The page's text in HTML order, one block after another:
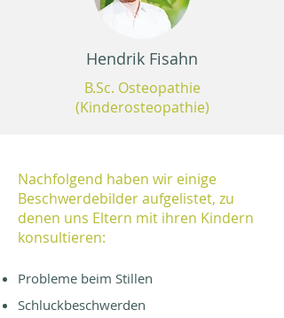
Hendrik Fisahn
B.Sc. Osteopathie
(Kinderosteopathie)
Nachfolgend haben wir einige
Beschwerdebilder aufgelistet, zu
denen uns Eltern mit ihren Kindern
konsultieren:
Probleme beim Stillen
Schluckbeschwerden